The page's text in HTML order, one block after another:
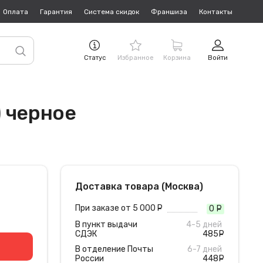
Оплата Гарантия Система скидок Франшиза Контакты
Статус Избранное Корзина Войти
черное
Доставка товара (Москва)
При заказе от 5 000 0
В пункт выдачи
СДЭК
4-5 дней
485
В отделение Почты
России
6-7 дней
448